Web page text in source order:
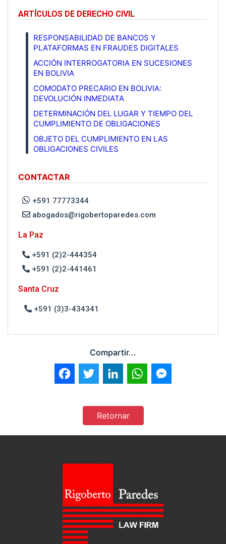
ARTÍCULOS DE DERECHO CIVIL
RESPONSABILIDAD DE BANCOS Y
PLATAFORMAS EN FRAUDES DIGITALES
ACCIÓN INTERROGATORIA EN SUCESIONES
EN BOLIVIA
COMODATO PRECARIO EN BOLIVIA:
DEVOLUCIÓN INMEDIATA
DETERMINACIÓN DEL LUGAR Y TIEMPO DEL
CUMPLIMIENTO DE OBLIGACIONES
OBJETO DEL CUMPLIMIENTO EN LAS
OBLIGACIONES CIVILES
CONTACTAR
+591 77773344
abogados@rigobertoparedes.com
La Paz
+591 (2)2-444354
+591 (2)2-441461
Santa Cruz
+591 (3)3-434341
Compartir...
FacebookTwitter LinkedIn WhatsApp
Retornar